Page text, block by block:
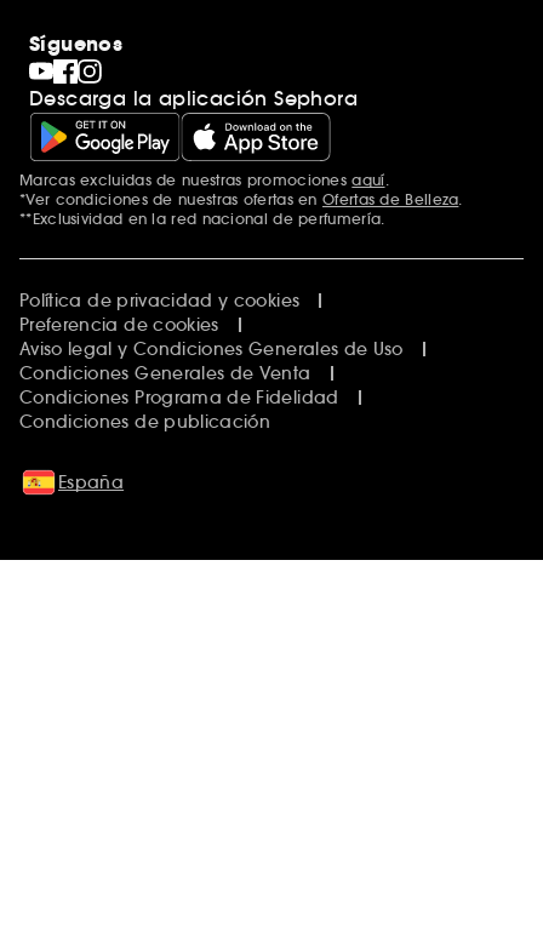
Síguenos
Descarga la aplicación Sephora
Marcas excluidas de nuestras promocionesaquí
*Ver condiciones de nuestras ofertas en Ofertas de Belleza
**Exclusividad en la red nacional de perfumería.
Política de privacidad y cookies
Preferencia de cookies
Aviso legal y Condiciones Generales de Uso
Condiciones Generales de Venta
Condiciones Programa de Fidelidad
Condiciones de publicación
España